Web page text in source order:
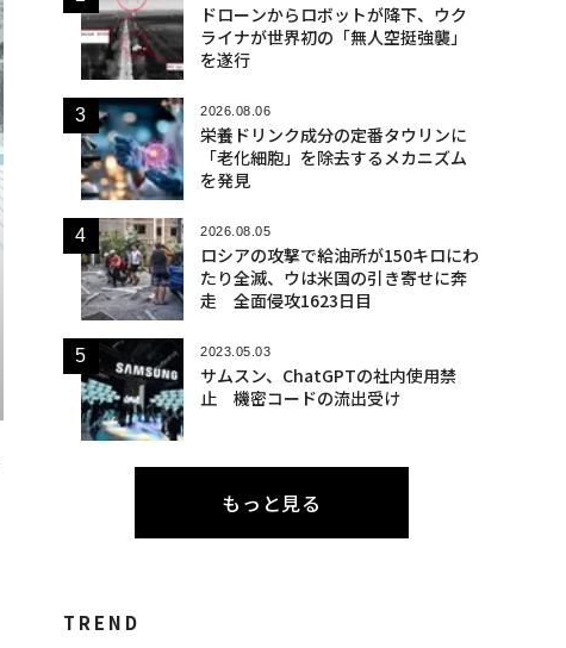
ドローンからロボットが降下、ウク
ライナが世界初の「無人空挺強襲」
を遂行
2026.08.06
栄養ドリンク成分の定番タウリンに
「老化細胞」を除去するメカニズム
を発見
2026.08.05
ロシアの攻撃で給油所が150キロにわ
たり全滅、ウは米国の引き寄せに奔
走 全面侵攻1623日目
2023.05.03
サムスン、ChatGPTの社内使用禁
止 機密コードの流出受け
もっと見る
TREND